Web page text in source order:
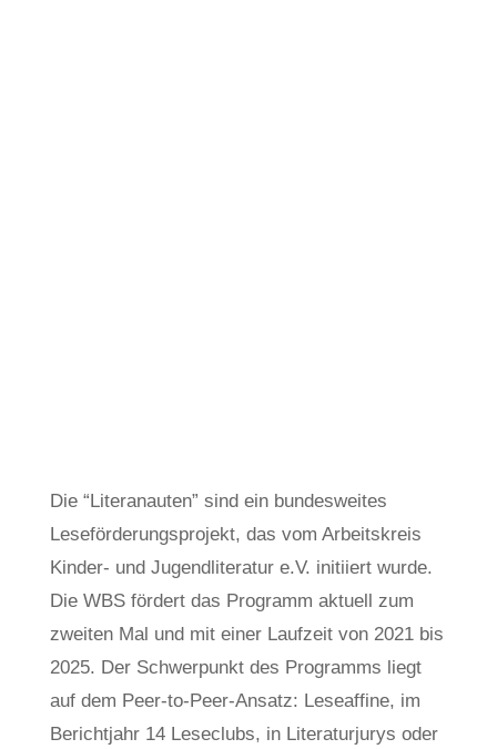
Die “Literanauten” sind ein bundesweites
Leseförderungsprojekt, das vom Arbeitskreis
Kinder- und Jugendliteratur e.V. initiiert wurde.
Die WBS fördert das Programm aktuell zum
zweiten Mal und mit einer Laufzeit von 2021 bis
2025. Der Schwerpunkt des Programms liegt
auf dem Peer-to-Peer-Ansatz: Leseaffine, im
Berichtjahr 14 Leseclubs, in Literaturjurys oder